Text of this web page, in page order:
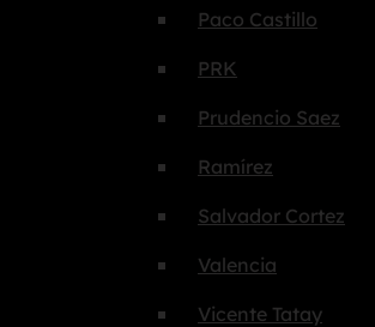
Paco Castillo
PRK
Prudencio Saez
Ramírez
Salvador Cortez
Valencia
Vicente Tatay